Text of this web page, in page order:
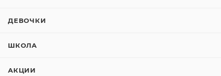
ДЕВОЧКИ
ШКОЛА
АКЦИИ